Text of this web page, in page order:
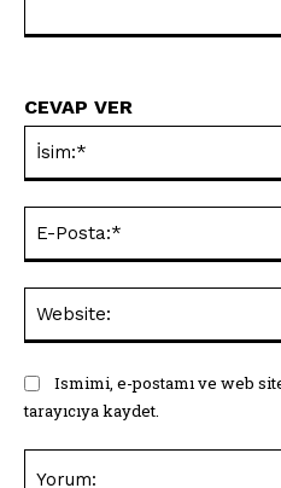
CEVAP VER
Ismimi, e-postamı ve web
tarayıcıya kaydet.